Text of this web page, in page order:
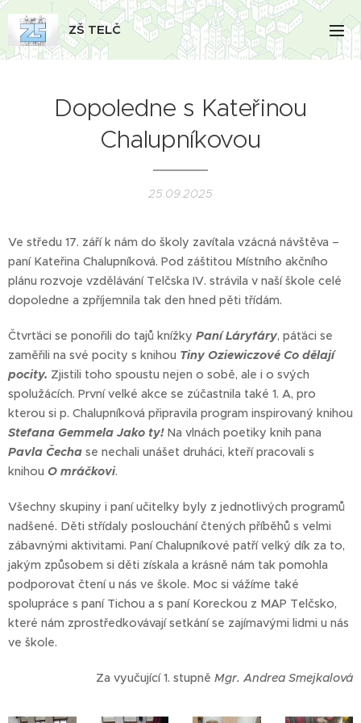
ZŠ TELČ
Dopoledne s Kateřinou
Chalupníkovou
25.09.2025
Ve středu 17. září k nám do školy zavítala vzácná návštěva –
paní Kateřina Chalupníková. Pod záštitou Místního akčního
plánu rozvoje vzdělávání Telčska IV. strávila v naší škole celé
dopoledne a zpříjemnila tak den hned pěti třídám.
Čtvrťáci se ponořili do tajů knížky Paní Láryfáry, páťáci se
zaměřili na své pocity s knihou Tiny Oziewiczové Co dělají
pocity. Zjistili toho spoustu nejen o sobě, ale i o svých
spolužácích. První velké akce se zúčastnila také 1. A, pro
kterou si p. Chalupníková připravila program inspirovaný knihou
Stefana Gemmela Jako ty!Na vlnách poetiky knih pana
Pavla Čecha se nechali unášet druháci, kteří pracovali s
knihou O mráčkovi.
Všechny skupiny i paní učitelky byly z jednotlivých programů
nadšené. Děti střídaly poslouchání čtených příběhů s velmi
zábavnými aktivitami. Paní Chalupníkové patří velký dík za to,
jakým způsobem si děti získala a krásně nám tak pomohla
podporovat čtení u nás ve škole. Moc si vážíme také
spolupráce s paní Tichou a s paní Koreckou z MAP Telčsko,
které nám zprostředkovávají setkání se zajímavými lidmi u nás
ve škole.
Za vyučující 1. stupně Mgr. Andrea Smejkalová